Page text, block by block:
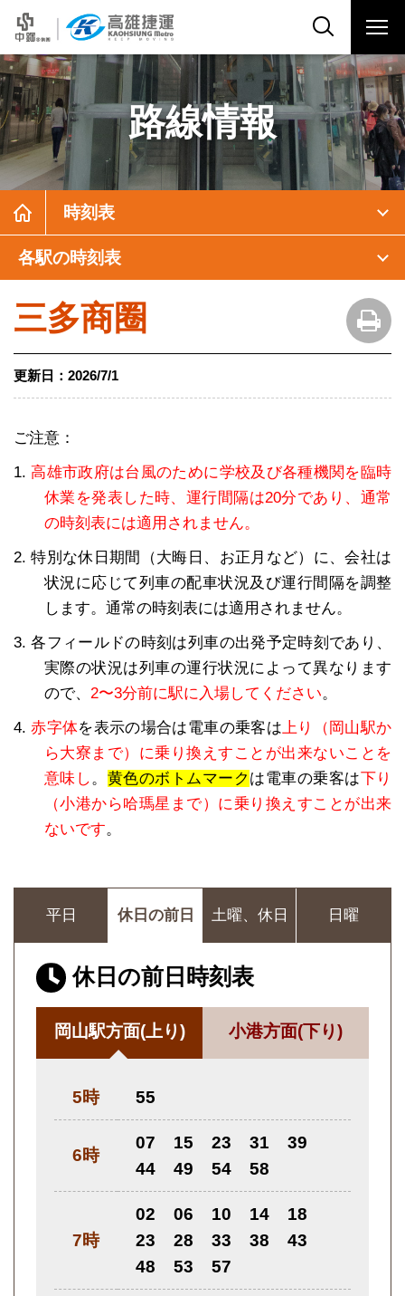
路線情報
時刻表
各駅の時刻表
三多商圈
更新日： 2026/7/1
ご注意：
1.高雄市政府は台風のために学校及び各種機関を臨時
休業を発表した時、運行間隔は20分であり、通常
の時刻表には適用されません。
2. 特別な休日期間（大晦日、お正月など）に、会社は
状況に応じて列車の配車状況及び運行間隔を調整
します。通常の時刻表には適用されません。
3. 各フィールドの時刻は列車の出発予定時刻であり、
実際の状況は列車の運行状況によって異なります
ので、 2〜3分前に駅に入場してください。
4.赤字体を表示の場合は電車の乗客は上り（岡山駅か
ら大寮まで）に乗り換えすことが出来ないことを
意味し。 黄色のボトムマーク は電車の乗客は下り
（小港から哈瑪星まで）に乗り換えすことが出来
ないです。
平日 休日の前日 土曜、休日 日曜
休日の前日時刻表
岡山駅方面(上り)
5時 55
6時
07 15 23 31
39
44
49 54 58
7時
02 06 10 14
18
23
28 33 38
43
48
53 57
小港方面(下り)